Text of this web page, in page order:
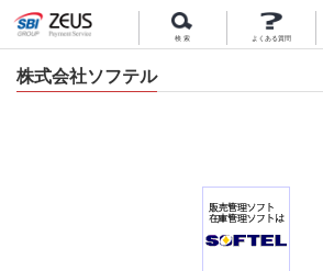
よくある質問
検 索
株式会社ソフテル